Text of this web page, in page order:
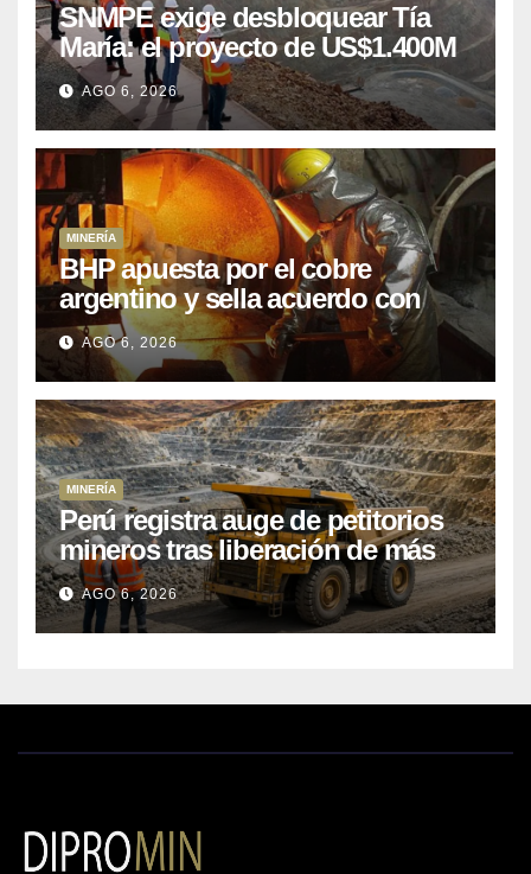
SNMPE exige desbloquear Tía
María: el proyecto de US$1.400M
que Perú lleva 15 años
posponiendo
AGO 6, 2026
MINERÍA
BHP apuesta por el cobre
argentino y sella acuerdo con
Kobrea para siete proyecto
AGO 6, 2026
MINERÍA
Perú registra auge de petitorios
mineros tras liberación de más
de mil concesiones para explorar
cobre y oro
AGO 6, 2026